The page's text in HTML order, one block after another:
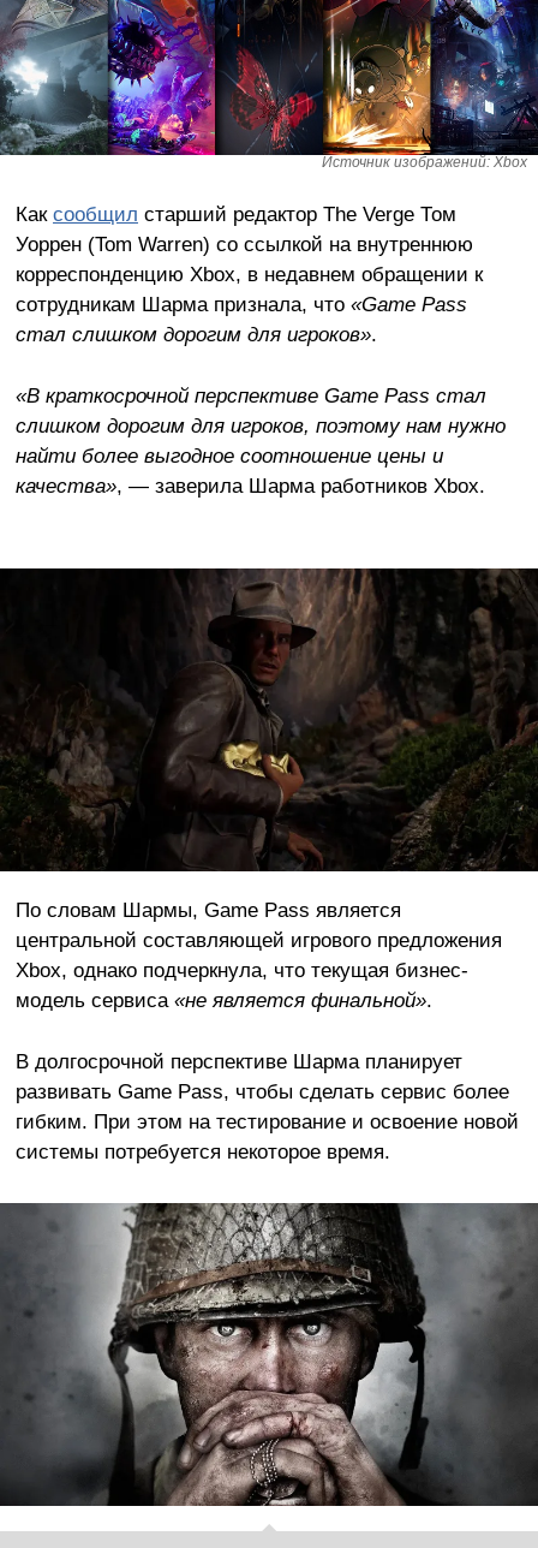
Источник изображений: Xbox
Как сообщил старший редактор The Verge Том
Уоррен (Tom Warren) со ссылкой на внутреннюю
корреспонденцию Xbox, в недавнем обращении к
сотрудникам Шарма признала, что «Game Pass
стал слишком дорогим для игроков».
«В краткосрочной перспективе Game Pass стал
слишком дорогим для игроков, поэтому нам нужно
найти более выгодное соотношение цены и
качества», — заверила Шарма работников Xbox.
По словам Шармы, Game Pass является
центральной составляющей игрового предложения
Xbox, однако подчеркнула, что текущая бизнес-
модель сервиса «не является финальной».
В долгосрочной перспективе Шарма планирует
развивать Game Pass, чтобы сделать сервис более
гибким. При этом на тестирование и освоение новой
системы потребуется некоторое время.